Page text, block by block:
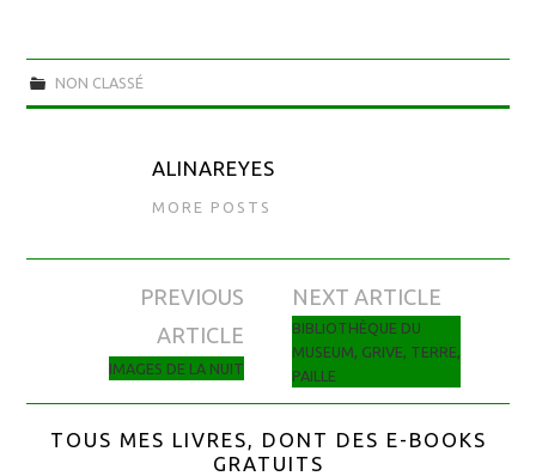
NON CLASSÉ
ALINAREYES
MORE POSTS
Navigation des articles
PREVIOUS
ARTICLE
IMAGES DE LA NUIT
NEXT ARTICLE
BIBLIOTHÈQUE DU
MUSEUM, GRIVE, TERRE,
PAILLE
TOUS MES LIVRES, DONT DES E-BOOKS
GRATUITS